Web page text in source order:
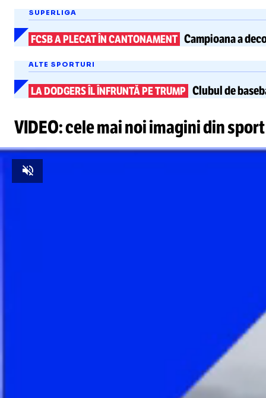
SUPERLIGA
FCSB A PLECAT ÎN CANTONAMENT Campioana a
ALTE SPORTURI
LA DODGERS ÎL ÎNFRUNTĂ PE TRUMP Clubul de
VIDEO: cele mai noi imagini din sport
Unmute